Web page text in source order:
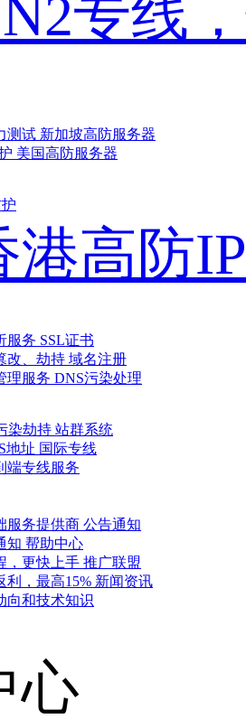
专线
测试 新加坡高防服务器
美国高防服务器
港高防IP
服务 SSL证书
改、劫持 域名注册
理服务 DNS污染处理
染劫持 站群系统
地址 国际专线
端专线服务
服务提供商 公告通知
知 帮助中心
，更快上手 推广联盟
利，最高15% 新闻资讯
向和技术知识
心